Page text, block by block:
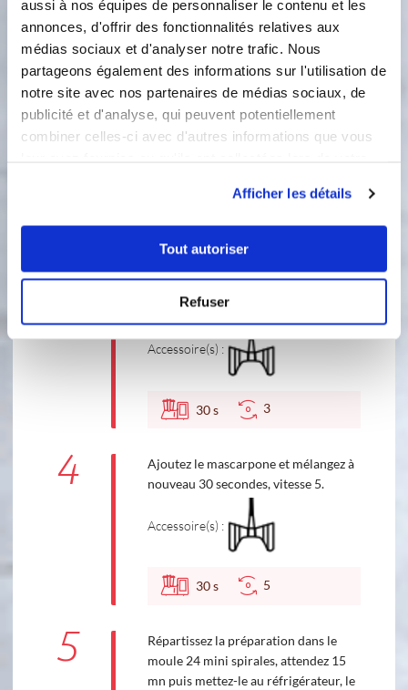
aussi à nos équipes de personnaliser le contenu et les
annonces, d'offrir des fonctionnalités relatives aux
médias sociaux et d'analyser notre trafic. Nous
partageons également des informations sur l'utilisation de
notre site avec nos partenaires de médias sociaux, de
publicité et d'analyse, qui peuvent potentiellement
combiner celles-ci avec d'autres informations que vous
Afficher les détails
Tout autoriser
Refuser
pichet puis remettez 100 g de celui-ci
dans le bol ainsi que l'agar-agar. Puis
clipsez le fouet sur les lames. Mettez
le verre doseur et portez à ébullition
4 mn, 120 °C, vitesse 3.
Accessoire(s) :
120 °C
3
secondes, vitesse 3.
Accessoire(s) :
30s 3
4
Ajoutez le mascarpone et mélangez à
nouveau 30 secondes, vitesse 5.
Accessoire(s) :
30s 5
5
Répartissez la préparation dans le
moule 24 mini spirales, attendez 15
mn puis mettez-le au réfrigérateur, le